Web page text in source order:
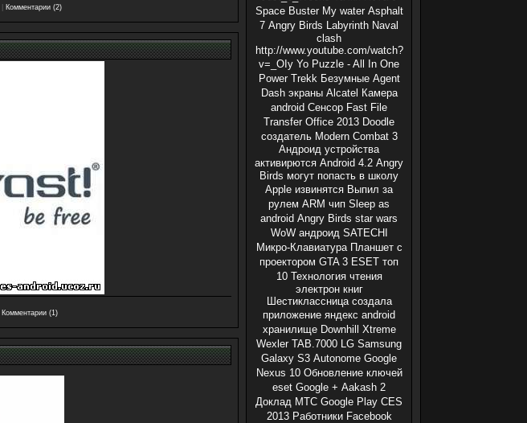
Комментарии (2)
Комментарии (1)
Space Buster My water Asphalt
7 Angry Birds Labyrinth Naval
clash
http://www.youtube.com/watch?
v=_OIy Yo Puzzle - All In One
Power Trekk Безумные Agent
Dash экраны Alcatel Камера
android Сенсор Fast File
Transfer Office 2013 Doodle
создатель Modern Combat 3
Андроид устройства
активирются Android 4.2 Angry
Birds могут попасть в школу
Apple извинятся Выпил за
рулем ARM чип Sleep as
android Angry Birds star wars
WoW андроид SATECHI
Микро-Клавиатура Планшет с
проектором GTA 3 ESET топ
10 Технология чтения
электрон книг
Шестиклассница создала
приложение яндекс android
хранилище Downhill Xtreme
Wexler TAB.7000 LG Samsung
Galaxy S3 Autonome Google
Nexus 10 Обновление ключей
eset Google + Aakash 2
Доклад МТС Google Play CES
2013 Работники Facebook